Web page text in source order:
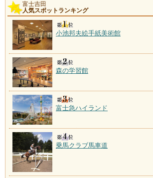
富士吉田
人気スポットランキング
小池邦夫絵手紙美術館
森の学習館
富士急ハイランド
乗馬クラブ馬車道